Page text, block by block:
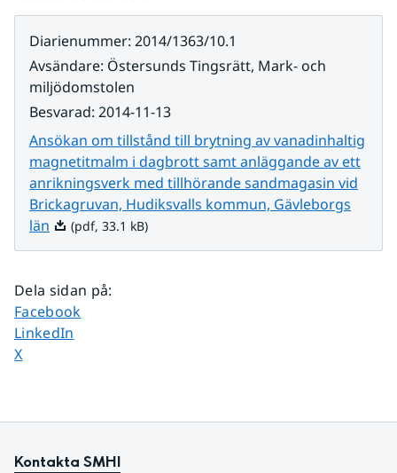
Diarienummer: 2014/1363/10.1
Avsändare: Östersunds Tingsrätt, Mark- och
miljödomstolen
Besvarad: 2014-11-13
Ansökan om tillstånd till brytning av vanadinhaltig
magnetitmalm i dagbrott samt anläggande av ett
anrikningsverk med tillhörande sandmagasin vid
Brickagruvan, Hudiksvalls kommun, Gävleborgs
län Pdf, 33.1 kB.
(pdf, 33.1 kB)
Dela sidan på:
Dela sidan på
Facebook
Dela sidan på
LinkedIn
Dela sidan på
X
Kontakta SMHI